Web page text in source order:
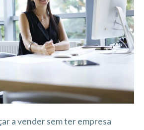
a vender sem ter empresa